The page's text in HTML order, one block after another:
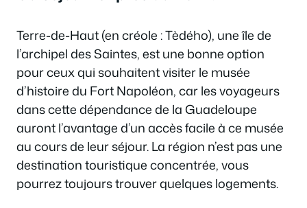
Terre-de-Haut (en créole : Tèdého), une île de
l’archipel des Saintes, est une bonne option
pour ceux qui souhaitent visiter le musée
d’histoire du Fort Napoléon, car les voyageurs
dans cette dépendance de la Guadeloupe
auront l’avantage d’un accès facile à ce musée
au cours de leur séjour. La région n’est pas une
destination touristique concentrée, vous
pourrez toujours trouver quelques logements.